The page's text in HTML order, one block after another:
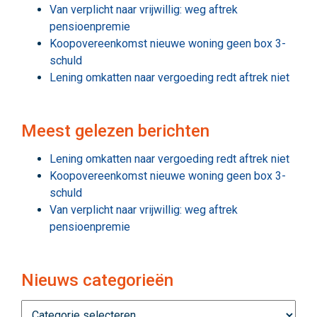
Van verplicht naar vrijwillig: weg aftrek
pensioenpremie
Koopovereenkomst nieuwe woning geen box 3-
schuld
Lening omkatten naar vergoeding redt aftrek niet
Meest gelezen berichten
Lening omkatten naar vergoeding redt aftrek niet
Koopovereenkomst nieuwe woning geen box 3-
schuld
Van verplicht naar vrijwillig: weg aftrek
pensioenpremie
Nieuws categorieën